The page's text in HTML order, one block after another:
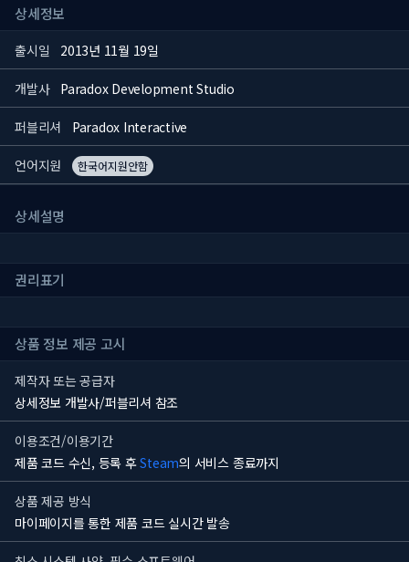
상세정보
출시일 2013년 11월 19일
개발사 Paradox Development Studio
퍼블리셔 Paradox Interactive
언어지원 한국어지원안함
상세설명
권리표기
상품 정보 제공 고시
제작자 또는 공급자
상세정보 개발사/퍼블리셔 참조
이용조건/이용기간
제품 코드 수신, 등록 후Steam의 서비스 종료까지
상품 제공 방식
마이페이지를 통한 제품 코드 실시간 발송